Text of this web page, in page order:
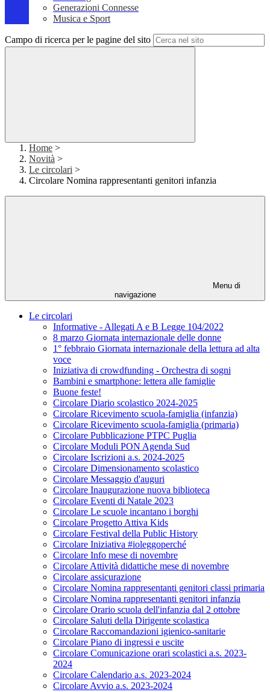
Generazioni Connesse
Musica e Sport
Campo di ricerca per le pagine del sito
Home >
Novità >
Le circolari >
Circolare Nomina rappresentanti genitori infanzia
Menu di
navigazione
Le circolari
Informative - Allegati A e B Legge 104/2022
8 marzo Giornata internazionale delle donne
1° febbraio Giornata internazionale della lettura ad alta
voce
Iniziativa di crowdfunding - Orchestra di sogni
Bambini e smartphone: lettera alle famiglie
Buone feste!
Circolare Diario scolastico 2024-2025
Circolare Ricevimento scuola-famiglia (infanzia)
Circolare Ricevimento scuola-famiglia (primaria)
Circolare Pubblicazione PTPC Puglia
Circolare Moduli PON Agenda Sud
Circolare Iscrizioni a.s. 2024-2025
Circolare Dimensionamento scolastico
Circolare Messaggio d'auguri
Circolare Inaugurazione nuova biblioteca
Circolare Eventi di Natale 2023
Circolare Le scuole incantano i borghi
Circolare Progetto Attiva Kids
Circolare Festival della Public History
Circolare Iniziativa #ioleggoperché
Circolare Info mese di novembre
Circolare Attività didattiche mese di novembre
Circolare assicurazione
Circolare Nomina rappresentanti genitori classi primaria
Circolare Nomina rappresentanti genitori infanzia
Circolare Orario scuola dell'infanzia dal 2 ottobre
Circolare Saluti della Dirigente scolastica
Circolare Raccomandazioni igienico-sanitarie
Circolare Piano di ingressi e uscite
Circolare Comunicazione orari scolastici a.s. 2023-
2024
Circolare Calendario a.s. 2023-2024
Circolare Avvio a.s. 2023-2024